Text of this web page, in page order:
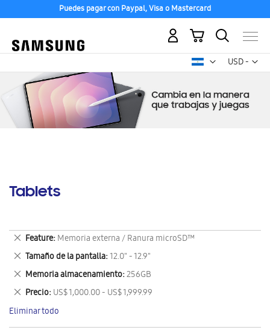
Puedes pagar con Paypal, Visa o Mastercard
USD -
dólar
Mi carrito
Tablets
Feature Memoria externa / Ranura microSD™
Eliminar
este
artículo
Tamaño de la pantalla 12.0" - 12.9"
Eliminar
este
artículo
Memoria almacenamiento 256GB
Eliminar
este
artículo
Precio US$ 1,000.00 - US$ 1,999.99
Eliminar
este
artículo
Eliminar todo